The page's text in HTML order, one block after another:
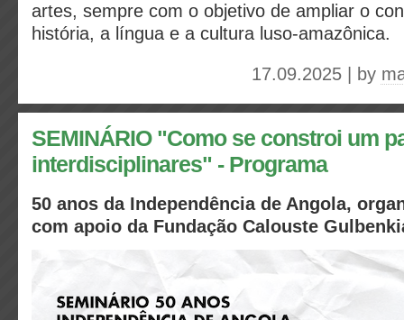
artes, sempre com o objetivo de ampliar o
história, a língua e a cultura luso-amazônica.
17.09.2025 | by
SEMINÁRIO "Como se constroi um
interdisciplinares" - Programa
50 anos da Independência de Angola,
com apoio da Fundação Calouste